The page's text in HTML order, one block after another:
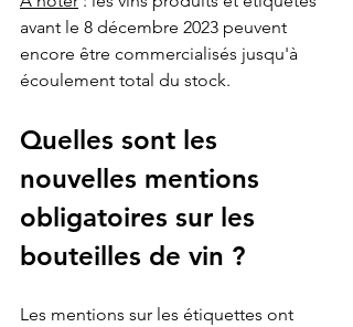
avant le 8 décembre 2023 peuvent
encore être commercialisés jusqu'à
écoulement total du stock.
Quelles sont les
nouvelles mentions
obligatoires sur les
bouteilles de vin ?
Les mentions sur les étiquettes ont